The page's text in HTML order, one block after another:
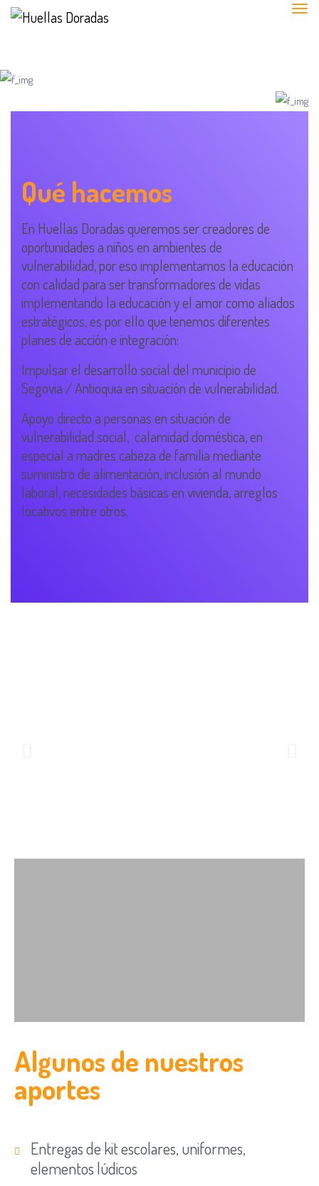
Qué hacemos
En Huellas Doradas queremos ser creadores de
oportunidades a niños en ambientes de
vulnerabilidad, por eso implementamos la educación
con calidad para ser transformadores de vidas
implementando la educación y el amor como aliados
estratégicos, es por ello que tenemos diferentes
planes de acción e integración:
Impulsar el desarrollo social del municipio de
Segovia / Antioquia en situación de vulnerabilidad.
Apoyo directo a personas en situación de
vulnerabilidad social, calamidad doméstica, en
especial a madres cabeza de familia mediante
suministro de alimentación, inclusión al mundo
laboral, necesidades básicas en vivienda, arreglos
locativos entre otros.
Algunos de nuestros
aportes
Entregas de kit escolares, uniformes,
elementos lúdicos